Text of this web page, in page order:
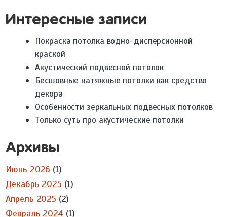
Интересные записи
Покраска потолка водно-дисперсионной
краской
Акустический подвесной потолок
Бесшовные натяжные потолки как средство
декора
Особенности зеркальных подвесных потолков
Только суть про акустические потолки
Архивы
Июнь 2026 (1)
Декабрь 2025 (1)
Апрель 2025 (2)
Февраль 2024 (1)